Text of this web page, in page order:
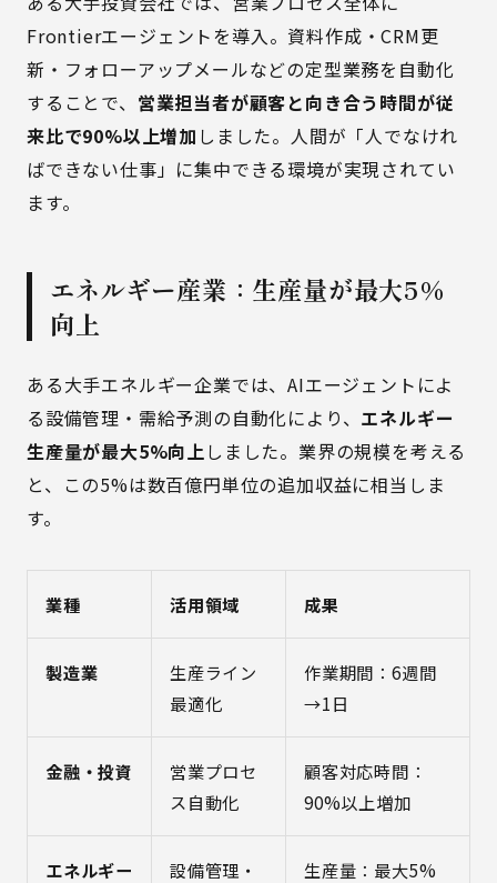
Frontierエージェントを導入。資料作成・CRM更
新・フォローアップメールなどの定型業務を自動化
することで、 営業担当者が顧客と向き合う時間が従
来比で90%以上増加 しました。人間が「人でなけれ
ばできない仕事」に集中できる環境が実現されてい
ます。
エネルギー産業：生産量が最大5%
向上
ある大手エネルギー企業では、AIエージェントによ
る設備管理・需給予測の自動化により、 エネルギー
生産量が最大5%向上しました。業界の規模を考える
と、この5%は数百億円単位の追加収益に相当しま
す。
業種 活用領域 成果
製造業
生産ライン
最適化
作業期間：6週間
→1日
金融・投資
営業プロセ
ス自動化
顧客対応時間：
90%以上増加
エネルギー
設備管理・
生産量：最大5%